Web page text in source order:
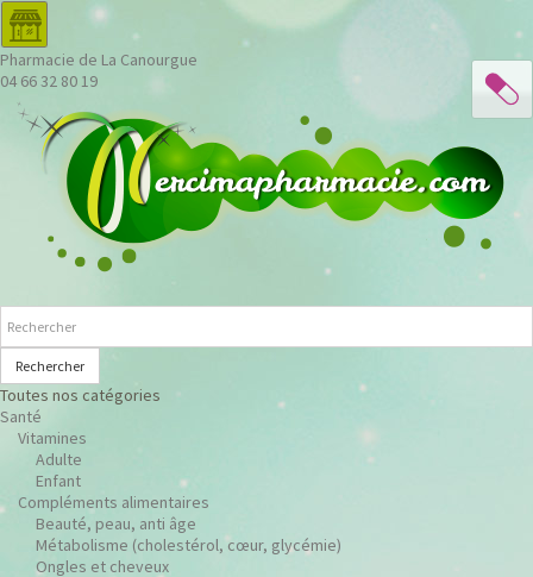
Pharmacie de La Canourgue
04 66 32 80 19
Rechercher
Toutes nos catégories
Santé
Vitamines
Adulte
Enfant
Compléments alimentaires
Beauté, peau, anti âge
Métabolisme (cholestérol, cœur, glycémie)
Ongles et cheveux